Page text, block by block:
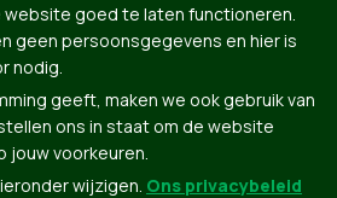
metNationBuilder
Privacybeleid
website goed te laten functioneren.
geen persoonsgegevens en hier is
nodig.
geeft, maken we ook gebruik van
ons in staat om de website
jouw voorkeuren.
wijzigen. Ons privacybeleid